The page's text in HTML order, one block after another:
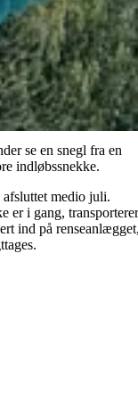
indløbssnekker er
det rå spildevand fra
2 meter i diameter.
kw motor- det svarer
se en snegl fra en
indløbssnekke.
afsluttet medio juli.
er i gang, transporterer
ind på